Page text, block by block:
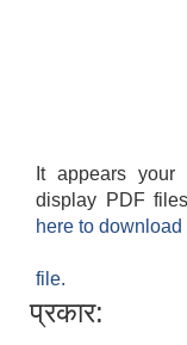
It appears
display PDF
here to
file.
प्रकार: